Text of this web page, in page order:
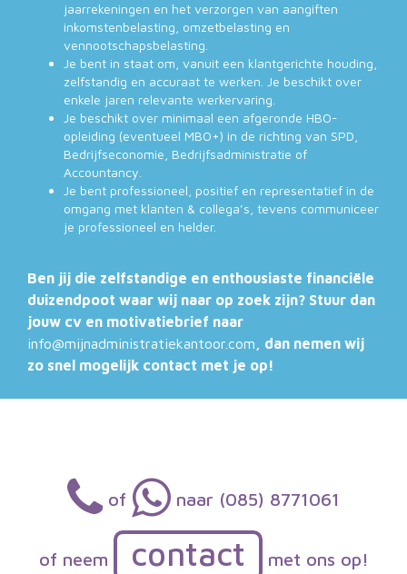
jaarrekeningen en het verzorgen van aangiften
inkomstenbelasting, omzetbelasting en
vennootschapsbelasting.
Je bent in staat om, vanuit een klantgerichte houding,
zelfstandig en accuraat te werken. Je beschikt over
enkele jaren relevante werkervaring.
Je beschikt over minimaal een afgeronde HBO-
opleiding (eventueel MBO+) in de richting van SPD,
Bedrijfseconomie, Bedrijfsadministratie of
Accountancy.
Je bent professioneel, positief en representatief in de
omgang met klanten & collega’s, tevens communiceer
je professioneel en helder.
Ben jij die zelfstandige en enthousiaste financiële
duizendpoot waar wij naar op zoek zijn? Stuur dan
jouw cv en motivatiebrief naar
info@mijnadministratiekantoor.com , dan nemen wij
zo snel mogelijk contact met je op!
of naar (085) 8771061
of neem contact met ons op!